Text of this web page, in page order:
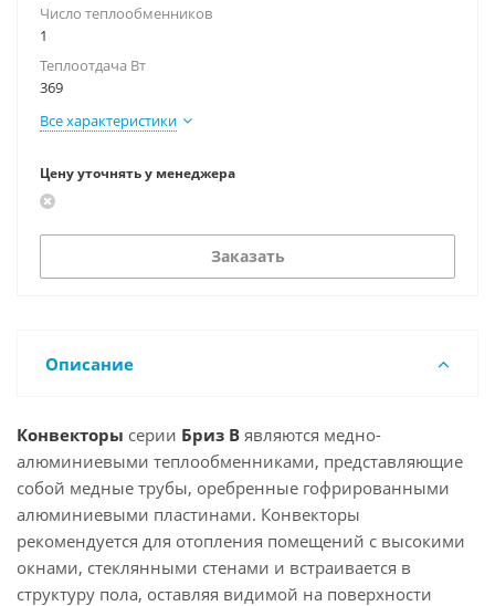
Число теплообменников
1
Теплоотдача Вт
369
Все характеристики
Цену уточнять у менеджера
Заказать
Описание
Конвекторы серии Бриз В являются медно-
алюминиевыми теплообменниками, представляющие
собой медные трубы, оребренные гофрированными
алюминиевыми пластинами. Конвекторы
рекомендуется для отопления помещений с высокими
окнами, стеклянными стенами и встраивается в
структуру пола, оставляя видимой на поверхности